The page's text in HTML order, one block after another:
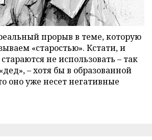
прорыв в теме, которую
«старостью». Кстати, и
не использовать – так
– хотя бы в образованной
оно уже несет негативные